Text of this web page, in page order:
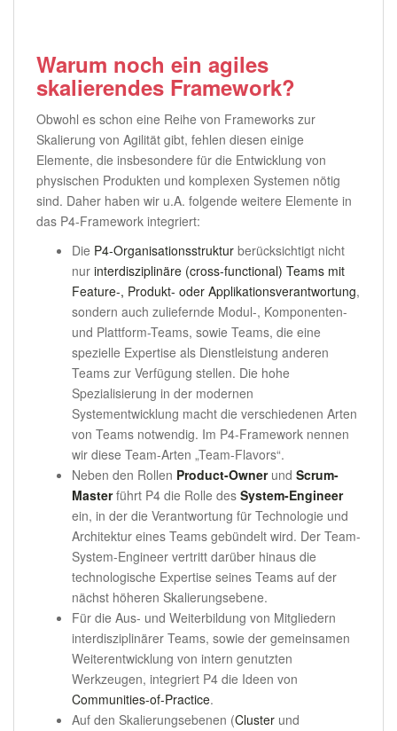
Warum noch ein agiles
skalierendes Framework?
Obwohl es schon eine Reihe von Frameworks zur
Skalierung von Agilität gibt, fehlen diesen einige
Elemente, die insbesondere für die Entwicklung von
physischen Produkten und komplexen Systemen nötig
sind. Daher haben wir u.A. folgende weitere Elemente in
das P4-Framework integriert:
Die P4-Organisationsstruktur berücksichtigt nicht
nur interdisziplinäre (cross-functional) Teams mit
Feature-, Produkt- oder Applikationsverantwortung,
sondern auch zuliefernde Modul-, Komponenten-
und Plattform-Teams, sowie Teams, die eine
spezielle Expertise als Dienstleistung anderen
Teams zur Verfügung stellen. Die hohe
Spezialisierung in der modernen
Systementwicklung macht die verschiedenen Arten
von Teams notwendig. Im P4-Framework nennen
wir diese Team-Arten „Team-Flavors“.
Neben den Rollen Product-Ownerund Scrum-
Masterführt P4 die Rolle des System-Engineer
ein, in der die Verantwortung für Technologie und
Architektur eines Teams gebündelt wird. Der Team-
System-Engineer vertritt darüber hinaus die
technologische Expertise seines Teams auf der
nächst höheren Skalierungsebene.
Für die Aus- und Weiterbildung von Mitgliedern
interdisziplinärer Teams, sowie der gemeinsamen
Weiterentwicklung von intern genutzten
Werkzeugen, integriert P4 die Ideen von
Communities-of-Practice.
Auf den Skalierungsebenen (Cluster und